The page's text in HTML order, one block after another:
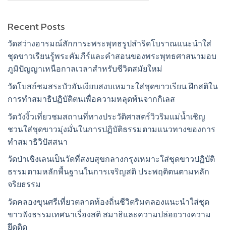
Recent Posts
วัดสว่างอารมณ์สักการะพระพุทธรูปสำริดโบราณแนะนำใส่
ชุดขาวเรียนรู้พระคัมภีร์และคำสอนของพระพุทธศาสนามอบ
ภูมิปัญญาเหนือกาลเวลาสำหรับชีวิตสมัยใหม่
วัดโบสถ์ชมสระบัวอันเงียบสงบเหมาะใส่ชุดขาวเรียน ฝึกสติใน
การทำสมาธิปฏิบัติตนเพื่อความหลุดพ้นจากกิเลส
วัดวังงิ้วเที่ยวชมสถานที่ทางประวัติศาสตร์วิวริมแม่น้ำเชิญ
ชวนใส่ชุดขาวมุ่งมั่นในการปฏิบัติธรรมตามแนวทางของการ
ทำสมาธิวิปัสสนา
วัดป่าเชิงเลนเป็นวัดที่สงบสุขกลางกรุงเหมาะใส่ชุดขาวปฏิบัติ
ธรรมตามหลักพื้นฐานในการเจริญสติ ประพฤติตนตามหลัก
จริยธรรม
วัดคลองขุนศรีเที่ยวตลาดท้องถิ่นชีวิตริมคลองแนะนำใส่ชุด
ขาวฟังธรรมเทศนาเรื่องสติ สมาธิและความปล่อยวางความ
ยึดติด